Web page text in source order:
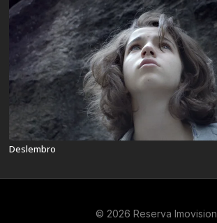
Deslembro
© 2026 Reserva Imovision